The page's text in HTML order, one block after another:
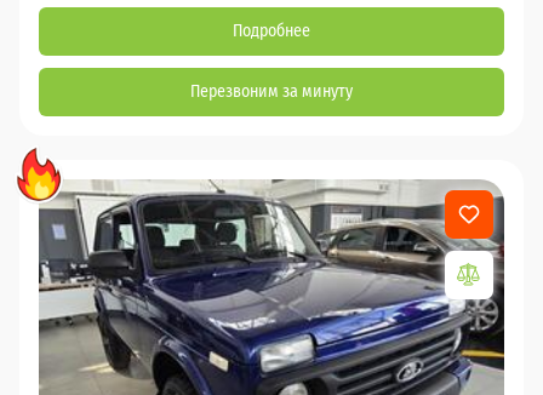
Подробнее
Перезвоним за минуту